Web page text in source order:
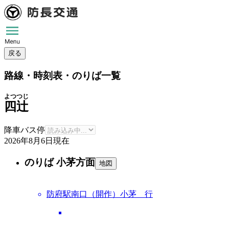
戻る
路線・時刻表・のりば一覧
四辻
よつつじ
降車バス停
2026年8月6日 現在
のりば 小茅方面 地図
防府駅南口（開作）小茅 行